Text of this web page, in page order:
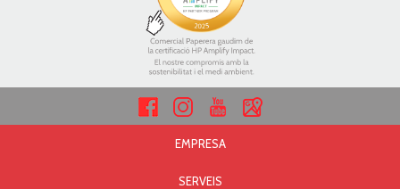
EMPRESA
SERVEIS